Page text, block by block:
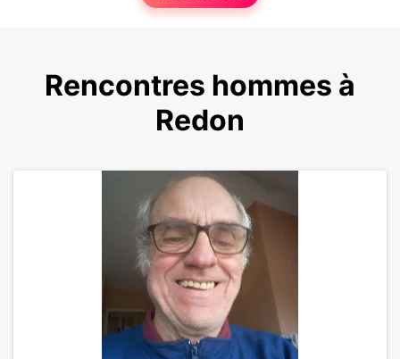
Rencontres hommes à
Redon